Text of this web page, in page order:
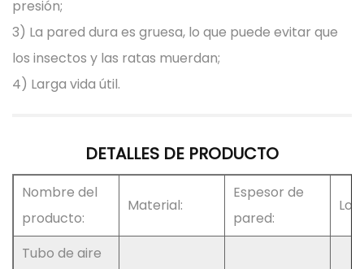
presión;
3) La pared dura es gruesa, lo que puede evitar que
los insectos y las ratas muerdan;
4) Larga vida útil.
DETALLES DE PRODUCTO
Nombre del
producto:
Material:
Espesor de
pared:
Tubo de aire